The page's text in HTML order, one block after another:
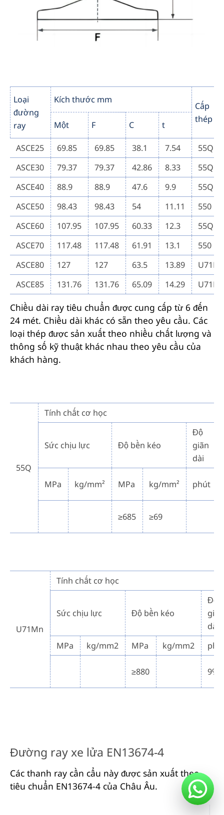
Loại
đường
ray
Kích thước mm
Cấp
thép
Một F C t
ASCE25 69.85 69.85 38.1 7.54
55Q
ASCE30
79.37 79.37 42.86 8.33
55Q
ASCE40
88.9 88.9 47.6 9.9
55Q
ASCE50
98.43 98.43 54 11.11
550
ASCE60
107.95 107.95 60.33 12.3
55Q
ASCE70
117.48 117.48 61.91 13.1
550
ASCE80
127 127 63.5 13.89
ASCE85
131.76 131.76 65.09 14.29
Chiều dài ray tiêu chuẩn được cung cấp từ 6 đến
24 mét. Chiều dài khác có sẵn theo yêu cầu. Các
loại thép được sản xuất theo nhiều chất lượng và
thông số kỹ thuật khác nhau theo yêu cầu của
khách hàng.
55Q
Tính chất cơ học
Sức chịu lực Độ bền kéo
Độ
giãn
dài
MPa kg/mm² MPa kg/mm² phút
≥685 ≥69
U71Mn
Tính chất cơ học
Sức chịu lực Độ bền kéo
Độ
giãn
dài
MPa
kg/mm2 MPa kg/mm2
≥880 9%
Đường ray xe lửa EN13674-4
Các thanh ray cần cẩu này được sản xuất theo
tiêu chuẩn EN13674-4 của Châu Âu.